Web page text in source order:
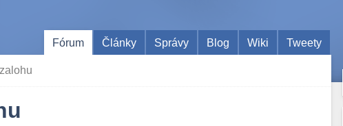
Fórum
Články Správy Blog Wiki Tweety